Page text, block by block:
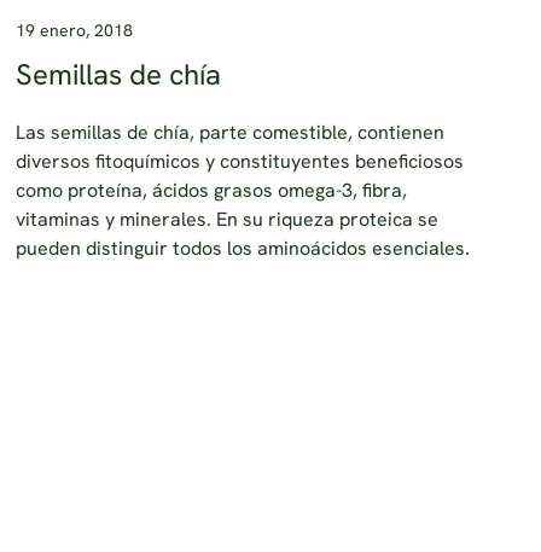
19 enero, 2018
Semillas de chía
Las semillas de chía, parte comestible, contienen
diversos fitoquímicos y constituyentes beneficiosos
como proteína, ácidos grasos omega-3, fibra,
vitaminas y minerales. En su riqueza proteica se
pueden distinguir todos los aminoácidos esenciales.